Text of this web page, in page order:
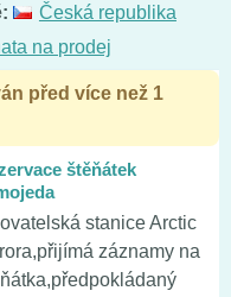
Česká republika
na prodej
před více než 1
štěňátek
stanice Arctic
záznamy na